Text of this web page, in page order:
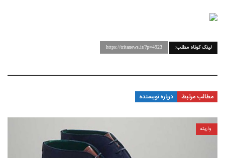
لینک کوتاه مطلب: https://tritanews.ir/?p=4923
مطالب مرتبط درباره نویسنده
واریته